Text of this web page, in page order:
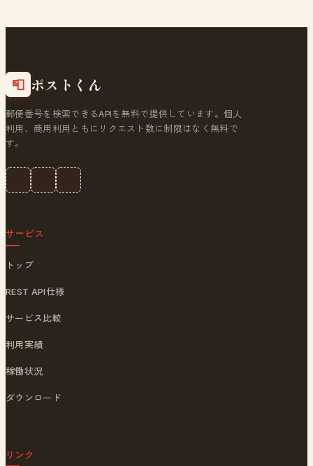
📮 ポストくん
郵便番号を検索できるAPIを無料で提供しています。個人
利用、商用利用ともにリクエスト数に制限はなく無料で
す。
サービス
トップ
REST API仕様
サービス比較
利用実績
稼働状況
ダウンロード
リンク